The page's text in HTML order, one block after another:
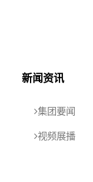
新闻资讯
集团要闻
视频展播